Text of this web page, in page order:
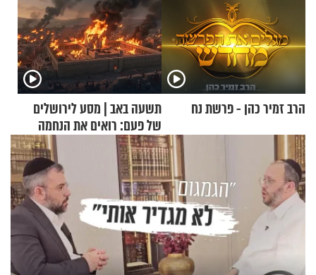
הרב זמיר כהן - פרשת נח
תשעה באב | מסע לירושלים
של פעם: רואים את הנחמה